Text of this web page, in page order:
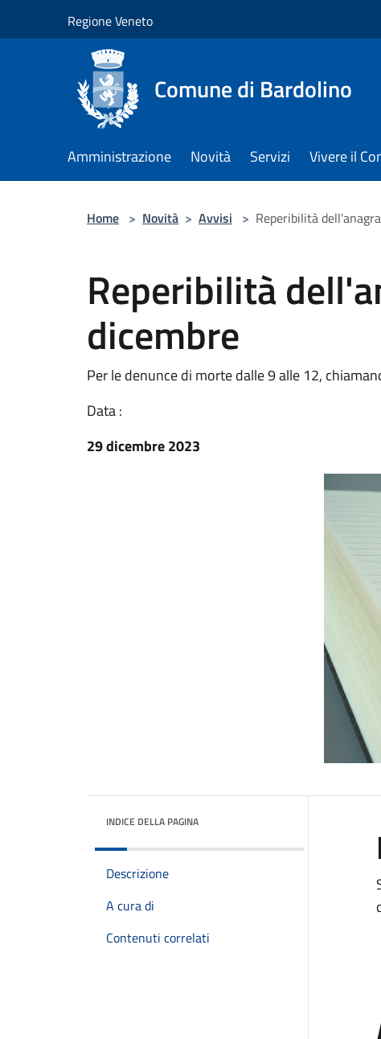
Regione Veneto
Comune di Bardolino
Amministrazione Novità Servizi Vivere il
Home > Novità > Avvisi > Reperibilità
Reperibilità
dicembre
Per le denunce di morte dalle 9 alle 12,
Data :
29 dicembre 2023
INDICE DELLA PAGINA
Descrizione
A cura di
Contenuti correlati